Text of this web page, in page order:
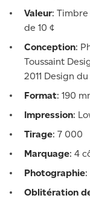
Valeur:
de 10 ¢
Conception:
Toussaint
2011 Design
Format: 190
Impression:
Tirage: 7 000
Marquage: 4
Photographie
Oblitération